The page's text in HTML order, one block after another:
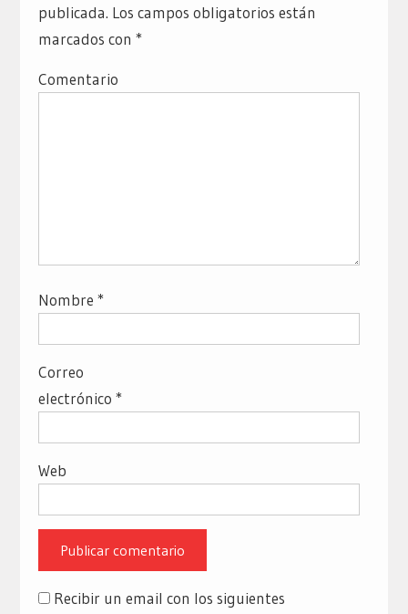
publicada. Los campos obligatorios están
marcados con *
Comentario
Nombre *
Correo
electrónico *
Web
Recibir un email con los siguientes